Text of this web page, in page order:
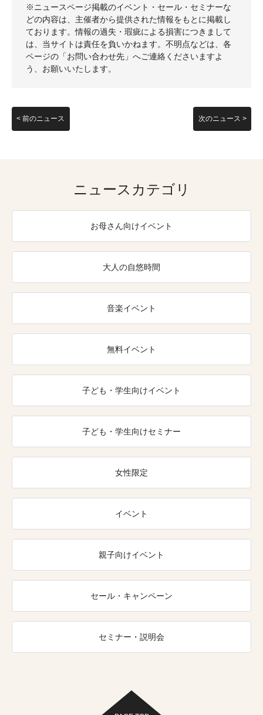
※ニュースページ掲載のイベント・セール・セミナーな
どの内容は、主催者から提供された情報をもとに掲載し
ております。情報の過失・瑕疵による損害につきまして
は、当サイトは責任を負いかねます。不明点などは、各
ページの「お問い合わせ先」へご連絡くださいますよ
う、お願いいたします。
< 前のニュース 次のニュース >
ニュースカテゴリ
お母さん向けイベント
大人の自悠時間
音楽イベント
無料イベント
子ども・学生向けイベント
子ども・学生向けセミナー
女性限定
イベント
親子向けイベント
セール・キャンペーン
セミナー・説明会